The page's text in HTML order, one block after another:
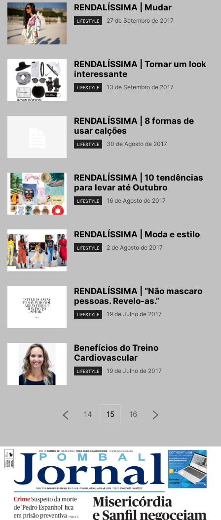
RENDALÍSSIMA | Mudar
LIFESTYLE 27 de Setembro de 2017
RENDALÍSSIMA | Tornar um look
interessante
LIFESTYLE 13 de Setembro de 2017
RENDALÍSSIMA | 8 formas de
usar calções
LIFESTYLE 30 de Agosto de 2017
RENDALÍSSIMA | 10 tendências
para levar até Outubro
LIFESTYLE 16 de Agosto de 2017
RENDALÍSSIMA | Moda e estilo
LIFESTYLE 2 de Agosto de 2017
RENDALÍSSIMA | “Não mascaro
pessoas. Revelo-as.”
LIFESTYLE 19 de Julho de 2017
Benefícios do Treino
Cardiovascular
LIFESTYLE 19 de Julho de 2017
14 15 16